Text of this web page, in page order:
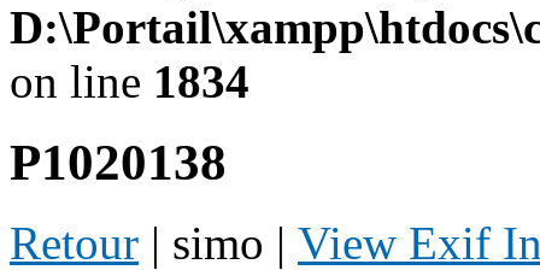
on line 1834
P1020138
Retour | simo | View Exif